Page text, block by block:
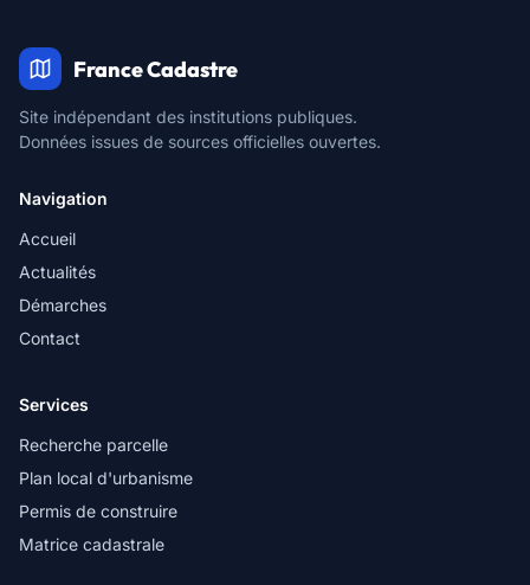
France Cadastre
Site indépendant des institutions publiques.
Données issues de sources officielles ouvertes.
Navigation
Accueil
Actualités
Démarches
Contact
Services
Recherche parcelle
Plan local d'urbanisme
Permis de construire
Matrice cadastrale